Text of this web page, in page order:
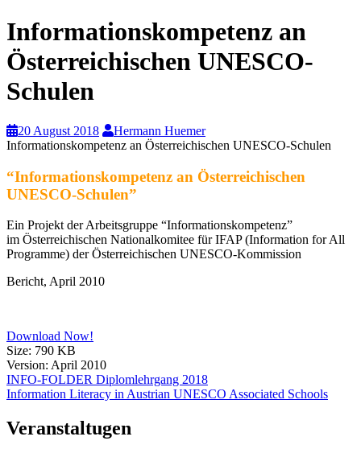
Informationskompetenz an
Österreichischen UNESCO-
Schulen
20 August 2018
Hermann Huemer
Informationskompetenz an Österreichischen UNESCO-Schulen
“Informationskompetenz an Österreichischen
UNESCO-Schulen”
Ein Projekt der Arbeitsgruppe “Informationskompetenz”
im Österreichischen Nationalkomitee für IFAP (Information for All
Programme) der Österreichischen UNESCO-Kommission
Bericht, April 2010
Download Now!
Size: 790 KB
Version: April 2010
Post
navigation
INFO-FOLDER Diplomlehrgang 2018
Information Literacy in Austrian UNESCO Associated Schools
Veranstaltugen